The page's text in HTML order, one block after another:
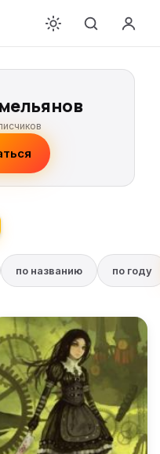
по названию по году